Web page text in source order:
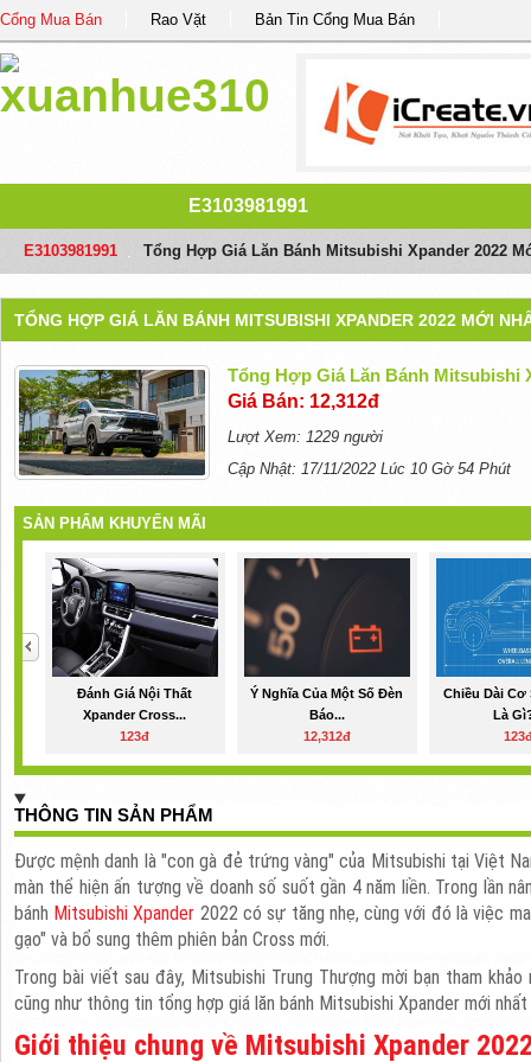
Cổng Mua Bán Rao Vặt Bản Tin Cổng Mua Bán
E3103981991
E3103981991 Tổng Hợp Giá Lăn Bánh Mitsubishi Xpander 2022
TỔNG HỢP GIÁ LĂN BÁNH MITSUBISHI XPANDER 2022 MỚI
Tổng Hợp Giá Lăn Bánh Mitsubishi
Giá Bán: 12,312đ
Lượt Xem: 1229 người
Cập Nhật: 17/11/2022 Lúc 10 Gờ 54 Phút
SẢN PHẨM KHUYẾN MÃI
Đánh Giá Nội Thất
Xpander Cross...
123đ
Ý Nghĩa Của Một Số Đèn
Báo...
12,312đ
Chiều Dài Cơ
Là
THÔNG TIN SẢN PHẨM
Được mệnh danh là "con gà đẻ trứng vàng" của Mitsubishi tại Việt
màn thể hiện ấn tượng về doanh số suốt gần 4 năm liền. Trong lần
bánh Mitsubishi Xpander 2022 có sự tăng nhẹ, cùng với đó là việc
gạo" và bổ sung thêm phiên bản Cross mới.
Trong bài viết sau đây, Mitsubishi Trung Thượng mời bạn tham
cũng như thông tin tổng hợp giá lăn bánh Mitsubishi Xpander mới nhất
Giới thiệu chung về Mitsubishi Xpander